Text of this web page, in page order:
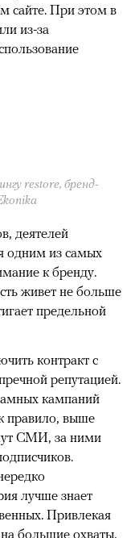
сайте. При этом в
из-за
restore, бренд-
деятелей
одним из самых
к бренду.
живет не больше
предельной
контракт с
репутацией.
кампаний
правило, выше
СМИ, за ними
лучше знает
Привлекая
большие охваты,